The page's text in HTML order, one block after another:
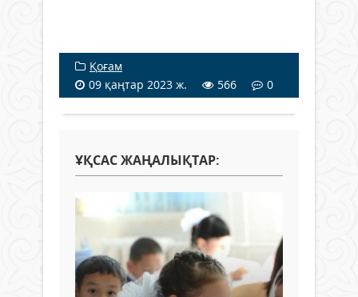
Қоғам
09 қаңтар 2023 ж.
566 0
ҰҚСАС ЖАҢАЛЫҚТАР: